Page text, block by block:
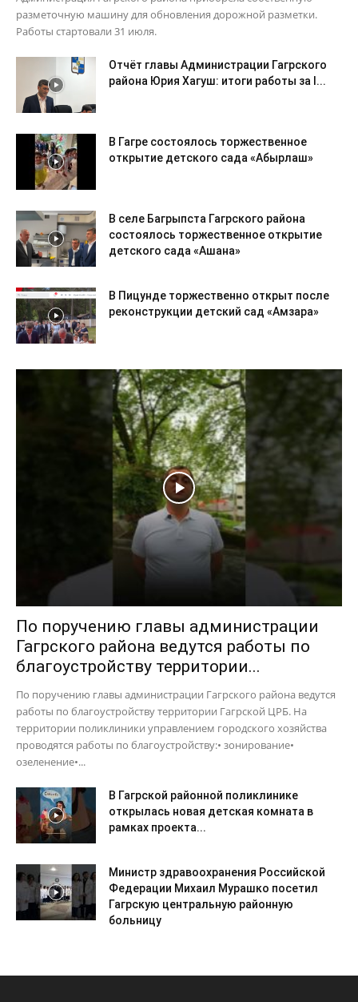
разметочную машину для обновления дорожной разметки.
Работы стартовали 31 июля.
Отчёт главы Администрации Гагрского
района Юрия Хагуш: итоги работы за I...
В Гагре состоялось торжественное
открытие детского сада «Абырлаш»
В селе Багрыпста Гагрского района
состоялось торжественное открытие
детского сада «Ашана»
В Пицунде торжественно открыт после
реконструкции детский сад «Амзара»
По поручению главы администрации
Гагрского района ведутся работы по
благоустройству территории...
По поручению главы администрации Гагрского района ведутся
работы по благоустройству территории Гагрской ЦРБ. На
территории поликлиники управлением городского хозяйства
проводятся работы по благоустройству:• зонирование•
озеленение•...
В Гагрской районной поликлинике
открылась новая детская комната в
рамках проекта...
Министр здравоохранения Российской
Федерации Михаил Мурашко посетил
Гагрскую центральную районную
больницу